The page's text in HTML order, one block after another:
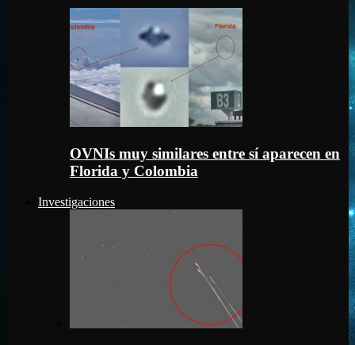
OVNIs muy similares entre sí aparecen en
Florida y Colombia
Investigaciones